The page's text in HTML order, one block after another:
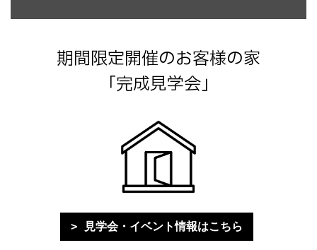
期間限定開催のお客様の家
「完成見学会」
見学会・イベント情報はこちら